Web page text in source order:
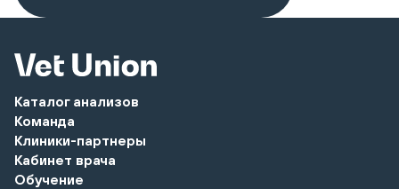
Каталог анализов
Команда
Клиники-партнеры
Кабинет врача
Обучение